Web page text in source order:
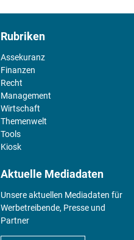
Rubriken
Assekuranz
Finanzen
Recht
Management
Wirtschaft
Themenwelt
Tools
Kiosk
Aktuelle Mediadaten
Unsere aktuellen Mediadaten für
Werbetreibende, Presse und
Partner